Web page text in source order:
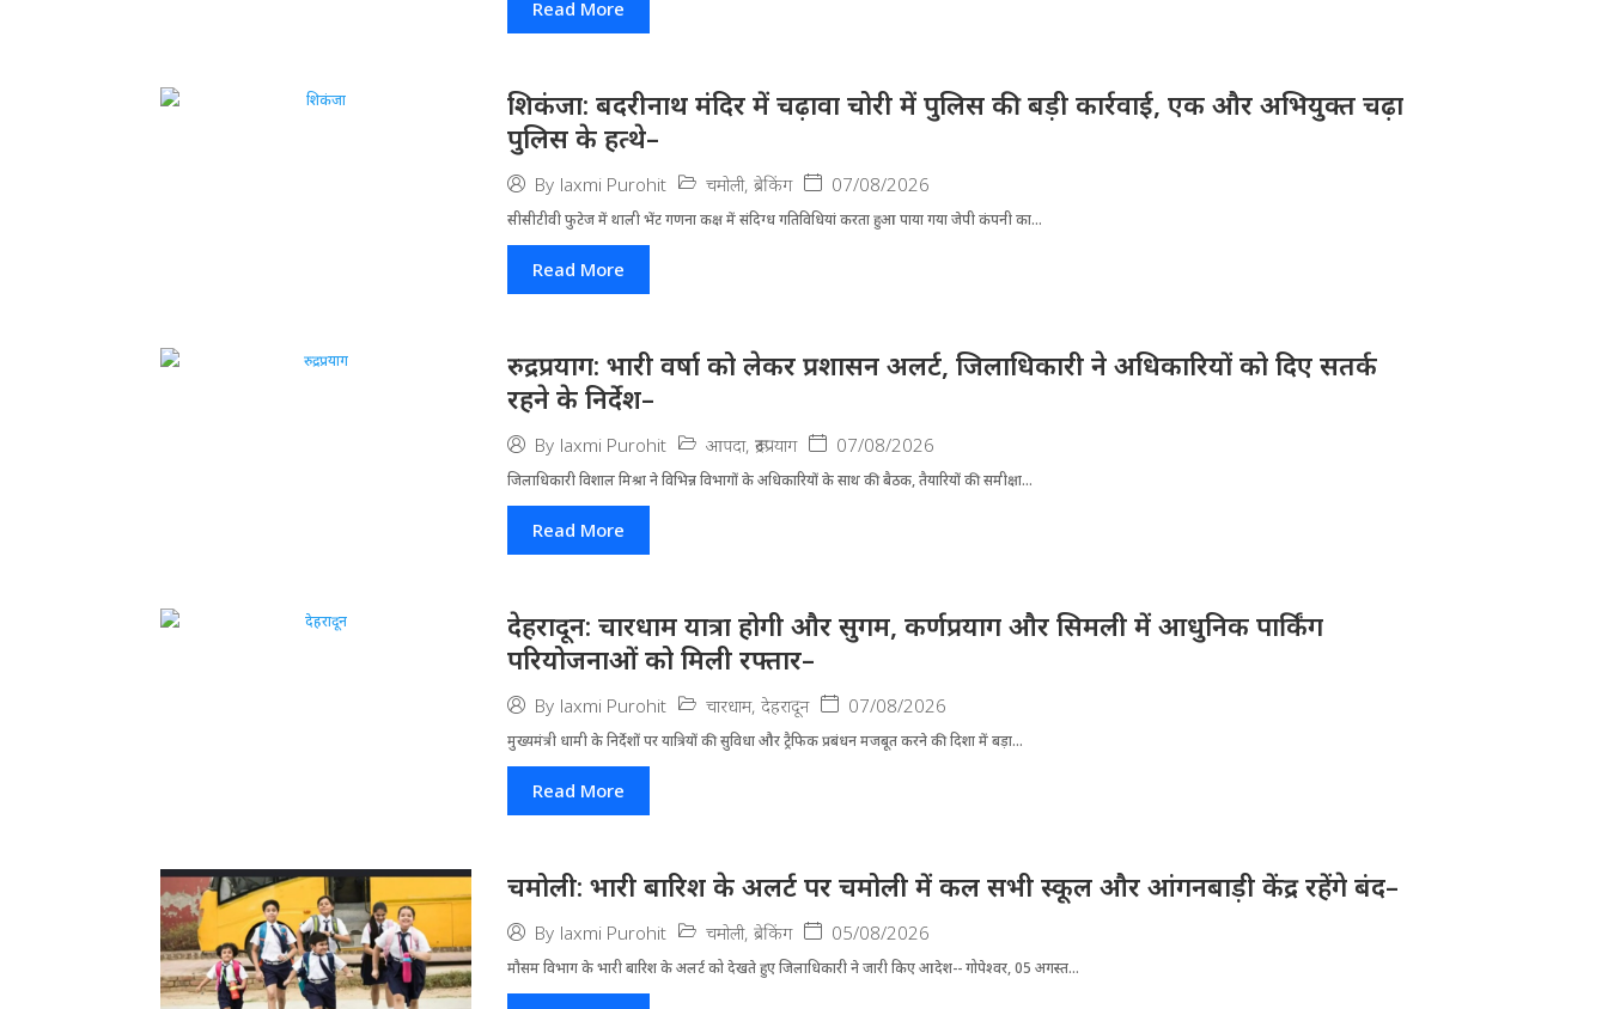
Read More
​शिकंजा: बदरीनाथ मंदिर में चढ़ावा चोरी में पुलिस की बड़ी कार्रवाई, एक और अभियुक्त चढ़ा
पुलिस के हत्थे–
By laxmi Purohit चमोली, ब्रेकिंग 07/08/2026
सीसीटीवी फुटेज में थाली भेंट गणना कक्ष में संदिग्ध गतिविधियां करता हुआ पाया गया जेपी कंपनी का...
Read More
रुद्रप्रयाग: भारी वर्षा को लेकर प्रशासन अलर्ट, जिलाधिकारी ने अधिकारियों को दिए सतर्क
रहने के निर्देश–
By laxmi Purohit आपदा, रूद्रप्रयाग 07/08/2026
जिला​धिकारी विशाल मिश्रा ने वि​भिन्न विभागों के अ​धिकारियों के साथ की बैठक, तैयारियों की समीक्षा...
Read More
देहरादून: चारधाम यात्रा होगी और सुगम, कर्णप्रयाग और सिमली में आधुनिक पार्किंग
परियोजनाओं को मिली रफ्तार–
By laxmi Purohit चारधाम, देहरादून 07/08/2026
मुख्यमंत्री धामी के निर्देशों पर यात्रियों की सुविधा और ट्रैफिक प्रबंधन मजबूत करने की दिशा में बड़ा...
Read More
चमोली: भारी बारिश के अलर्ट पर चमोली में कल सभी स्कूल और आंगनबाड़ी केंद्र रहेंगे बंद–
By laxmi Purohit चमोली, ब्रेकिंग 05/08/2026
मौसम विभाग के भारी बारिश के अलर्ट को देखते हुए जिला​धिकारी ने जारी किए आदेश-- गोपेश्वर, 05 अगस्त...